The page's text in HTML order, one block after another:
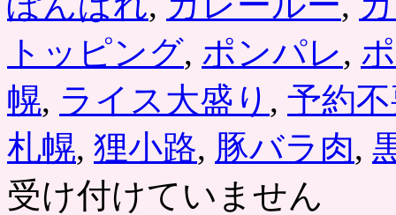
トッピング, ポンパレ,
幌, ライス大盛り , 予約
札幌, 狸小路, 豚バラ肉,
受け付けていません